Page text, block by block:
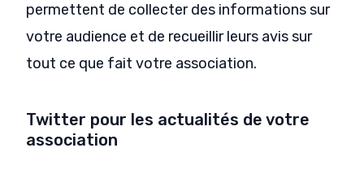
permettent de collecter des informations sur
votre audience et de recueillir leurs avis sur
tout ce que fait votre association.
Twitter pour les actualités de votre
association